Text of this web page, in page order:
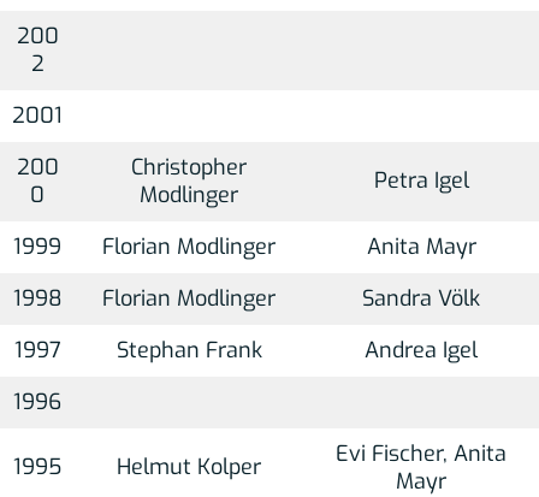
200
2
2001
200
0
Christopher
Modlinger
Petra Igel
1999 Florian Modlinger
Anita Mayr
1998
Florian Modlinger
Sandra Völk
1997
Stephan Frank
Andrea Igel
1996
1995 Helmut Kolper
Evi Fischer, Anita
Mayr